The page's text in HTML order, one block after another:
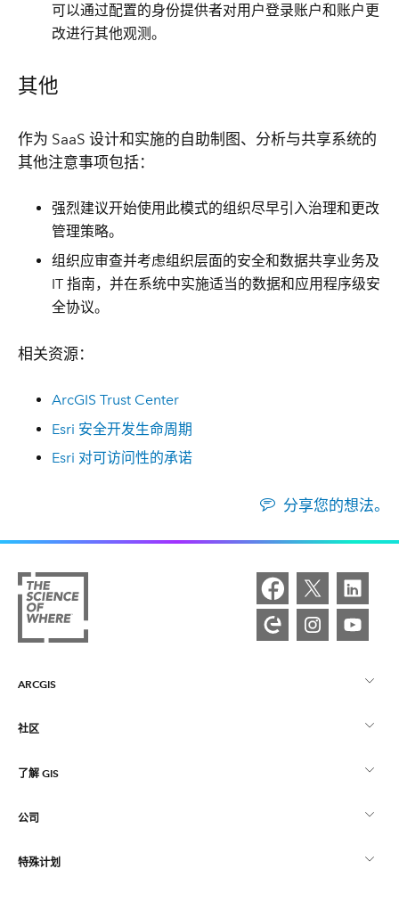
可以通过配置的身份提供者对用户登录账户和账户更
改进行其他观测。
其他
作为 SaaS 设计和实施的自助制图、分析与共享系统的
其他注意事项包括：
强烈建议开始使用此模式的组织尽早引入治理和更改
管理策略。
组织应审查并考虑组织层面的安全和数据共享业务及
IT 指南，并在系统中实施适当的数据和应用程序级安
全协议。
相关资源：
ArcGIS Trust Center
Esri 安全开发生命周期
Esri 对可访问性的承诺
分享您的想法。
ARCGIS
ArcGIS 概览
制图
社区
Esri 社区
ArcGIS 博客
了解 GIS
什么是 GIS？
位置智能
公司
关于 Esri
特殊计划